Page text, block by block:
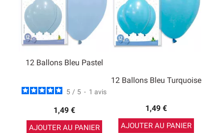
12 Ballons Bleu Pastel
5 / 5 - 1 avis
1,49 €
AJOUTER AU PANIER
12 Ballons Bleu Turquoise
1,49 €
AJOUTER AU PANIER